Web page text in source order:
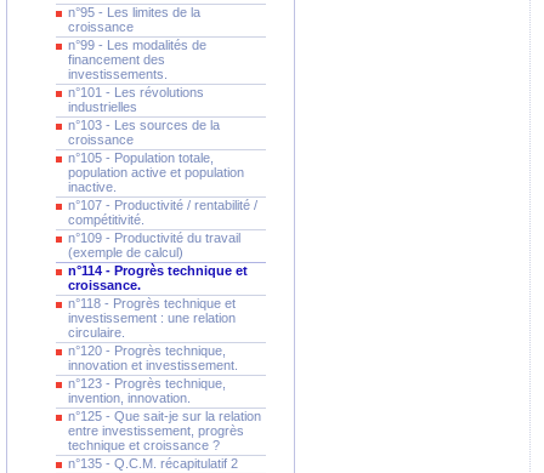
n°95 - Les limites de la
croissance
n°99 - Les modalités de
financement des
investissements.
n°101 - Les révolutions
industrielles
n°103 - Les sources de la
croissance
n°105 - Population totale,
population active et population
inactive.
n°107 - Productivité / rentabilité /
compétitivité.
n°109 - Productivité du travail
(exemple de calcul)
n°114 - Progrès technique et
croissance.
n°118 - Progrès technique et
investissement : une relation
circulaire.
n°120 - Progrès technique,
innovation et investissement.
n°123 - Progrès technique,
invention, innovation.
n°125 - Que sait-je sur la relation
entre investissement, progrès
technique et croissance ?
n°135 - Q.C.M. récapitulatif 2